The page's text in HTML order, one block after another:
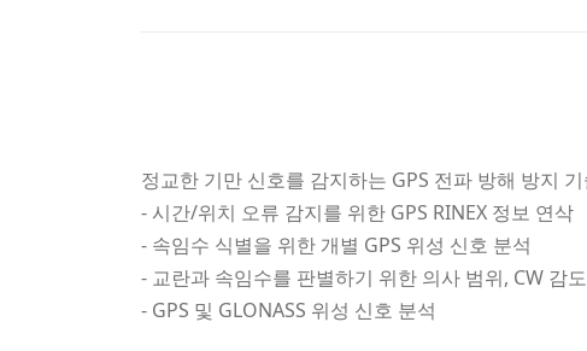
정교한 기만 신호를 감지하는 GPS 전파 방해 방지
- 시간/위치 오류 감지를 위한 GPS RINEX 정보 연삭
- 속임수 식별을 위한 개별 GPS 위성 신호 분석
- 교란과 속임수를 판별하기 위한 의사 범위, CW 감
- GPS 및 GLONASS 위성 신호 분석